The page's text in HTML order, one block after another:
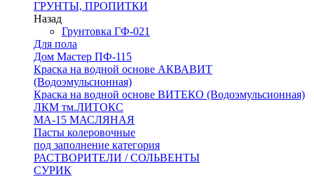
ГРУНТЫ, ПРОПИТКИ
Назад
Грунтовка ГФ-021
Для пола
Дом Мастер ПФ-115
Краска на водной основе АКВАВИТ
(Водоэмульсионная)
Краска на водной основе ВИТЕКО (Водоэмульсионная)
ЛКМ тм.ЛИТОКС
МА-15 МАСЛЯНАЯ
Пасты колеровочные
под заполнение категория
РАСТВОРИТЕЛИ / СОЛЬВЕНТЫ
СУРИК